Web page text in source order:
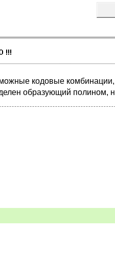
кодовые комбинации,
образующий полином,